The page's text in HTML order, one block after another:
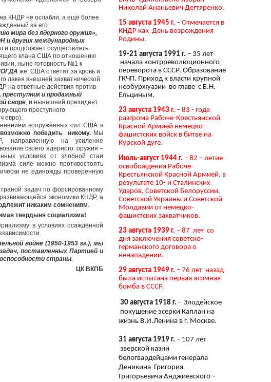
КНДР не ослабли, а ещё более
за его
мира без ядерного оружия»,
и других международных
и продолжает осуществлять
клана США по отношению
ныне готовность №1 к
же США ответят за кровь и
лакея внешней захватнической
на ответные действия против
и продажный
своре, и нынешний президент
преступного
евро).
вооружённых сил США в
победить никому.Мы
направленную на усиление
своего ядерного оружия –
условиях от злобной стаи
силе можно противостоять
не единожды проверенную
задач по форсированному
экономики КНДР, а
никаким сомнениям.
твердыня социализма!
в условиях осаждённой
войне (1950-1953 гг.), мы
поставленных Партией и
страны.
ЦК ВКПБ
Николай Ананьевич Дегтяренко.
15 августа 1945 г. – Отмечается в
КНДР как День возрождения
Родины.
19-21 августа 1991 г. – 35 лет
начала контрреволюционного
переворота в СССР. Образование
ГКЧП. Приход к власти крупной
необуржуазии во главе с Б.Н.
Ельциным.
23 августа 1943 г. – 83 - года
разгрома Рабоче-Крестьянской
Красной Армией немецко-
фашистских войск в битве на
Курской дуге.
Июль-август 1944 г. – 82 – летие
освобождения Рабоче-
Крестьянской Красной Армией, в
результате 10- и Сталинских
Ударов, Советской Белоруссии,
Советской Украины и Советской
Молдавии от немецко-
фашистских захватчиков.
23 августа 1939 г. – 87 лет со
дня заключения советско-
германского договора о
ненападении.
29 августа 1949 г. – 76 лет назад
была испытана первая атомная
бомба в СССР.
30 августа 1918 г. - Злодейское
покушение эсерки Каплан на
жизнь В.И.Ленина в г. Москве.
31 августа 1919 г. – 107 лет
зверской казни
белогвардейцами генерала
Деникина Григория
Григорьевича Анджиевского –